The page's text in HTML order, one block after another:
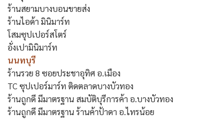
ร้านสยามบางบอนขายส่ง
ร้านไอด้า มินิมาร์ท
โสมซุปเปอร์สโตร์
อั่งเปามินิมาร์ท
นนทบุรี
ร้านรวย 8 ซอยประชาอุทิศ อ.เมือง
TC ซุปเปอร์มาร์ท ติดตลาดบางบัวทอง
ร้านถูกดี มีมาตรฐาน สมบัติบุรีการค้า อ.บางบัวทอง
ร้านถูกดี มีมาตรฐาน ร้านค้าป้าดา อ.ไทรน้อย